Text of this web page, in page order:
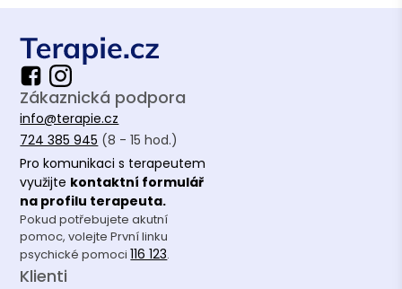
Zákaznická podpora
info@terapie.cz
724 385 945 (8 - 15 hod.)
Pro komunikaci s terapeutem
využijte kontaktní formulář
na profilu terapeuta.
Pokud potřebujete akutní
pomoc, volejte První linku
psychické pomoci116 123.
Klienti